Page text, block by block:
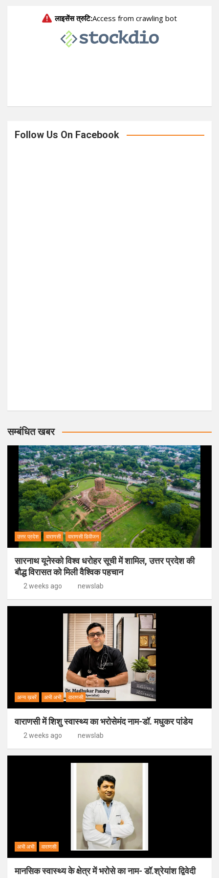
Follow Us On Facebook
सम्बंधित खबर
उत्तर प्रदेश वाराणसी वाराणसी डिवीजन
सारनाथ यूनेस्को विश्व धरोहर सूची में शामिल, उत्तर प्रदेश की
बौद्ध विरासत को मिली वैश्विक पहचान
2 weeks ago newslab
अन्य ख़बरें अभी अभी वाराणसी
वाराणसी में शिशु स्वास्थ्य का भरोसेमंद नाम-डॉ. मधुकर पांडेय
2 weeks ago newslab
अभी अभी वाराणसी
मानसिक स्वास्थ्य के क्षेत्र में भरोसे का नाम- डॉ.श्रेयांश द्विवेदी